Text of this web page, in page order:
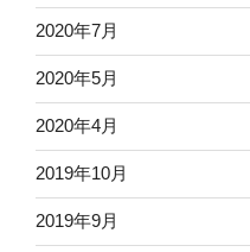
2020年7月
2020年5月
2020年4月
2019年10月
2019年9月